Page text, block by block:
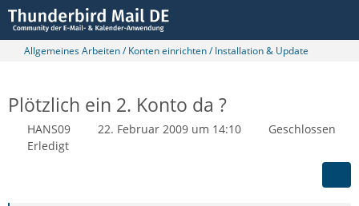
Allgemeines Arbeiten / Konten einrichten / Installation & Update
Plötzlich ein 2. Konto da ?
HANS09 22. Februar 2009 um 14:10
Geschlossen
Erledigt